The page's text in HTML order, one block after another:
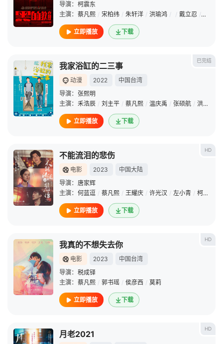
导演： 柯震东
主演： 蔡凡熙 / 宋柏纬 / 朱轩洋 / 洪瑜鸿 / / 戴立忍 / 黄信尧
立即播放 下载
已完结
我家浴缸的二三事
动漫 2022
中国台湾
导演： 张熙明
主演： 禾浩辰 / 刘主平 / 蔡凡熙 / 温庆禹 / 张硕航 / 洪至贤
立即播放 下载
HD
不能流泪的悲伤
电影 2023
中国大陆
导演： 唐家辉
主演： 何蓝逗 / 蔡凡熙 / 王耀庆 / 许光汉 / 左小青 / 柯淑勤
立即播放 下载
HD
我真的不想失去你
电影 2023
中国台湾
导演： 税成铎
主演： 蔡凡熙 / 郭书瑶 / 侯彦西 / 莫莉
立即播放 下载
HD
月老2021